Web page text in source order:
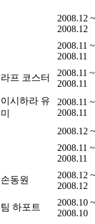
2008.12 ~
2008.12
2008.11 ~
2008.11
라프 코스터
2008.11 ~
2008.11
이시하라 유
미
2008.11 ~
2008.11
2008.12 ~
2008.11 ~
2008.11
손동원
2008.12 ~
2008.12
팀 하포트
2008.10 ~
2008.10